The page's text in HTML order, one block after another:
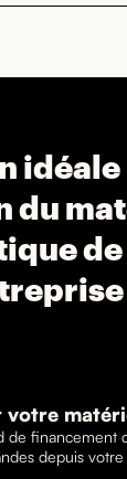
du
votre
de financement
depuis